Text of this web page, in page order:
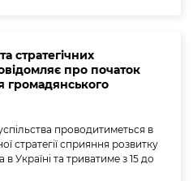
стратегічних
про початок
громадянського
проводитиметься в
стратегії сприяння розвитку
Україні та триватиме з 15 до